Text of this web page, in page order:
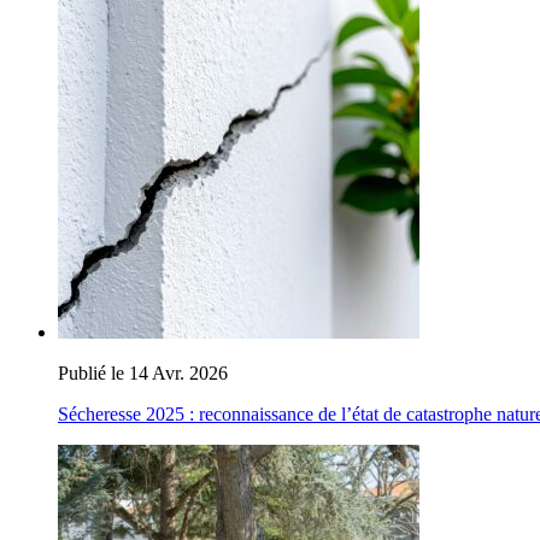
Publié le 14 Avr. 2026
Sécheresse 2025 : reconnaissance de l’état de catastrophe